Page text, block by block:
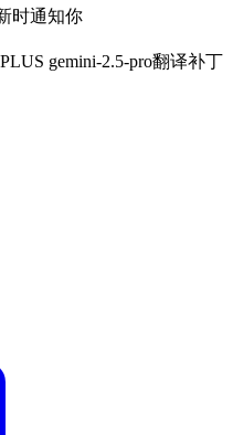
时通知你
gemini-2.5-pro翻译补丁